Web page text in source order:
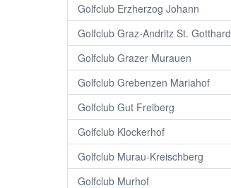
Golfclub Erzherzog Johann
Golfclub Graz-Andritz St. Gotthard
Golfclub Grazer Murauen
Golfclub Grebenzen Mariahof
Golfclub Gut Freiberg
Golfclub Klockerhof
Golfclub Murau-Kreischberg
Golfclub Murhof